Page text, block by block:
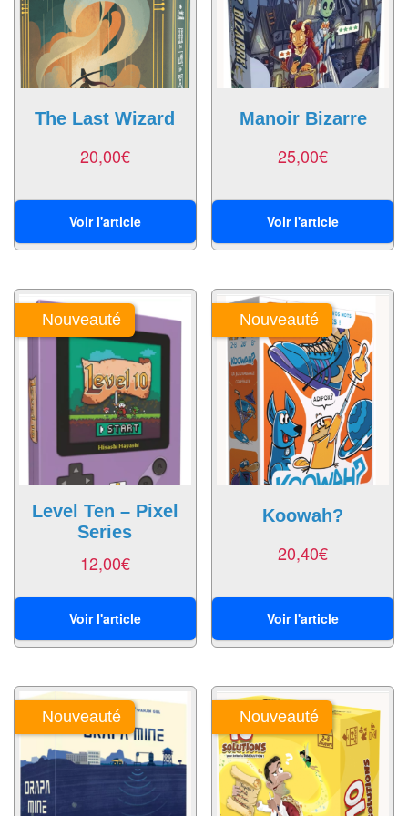
air
Pendules
Echiquier
pour
d'échecs
Livres
anglais
Livres
français
Tables
Accessoires
Jeux
Jeux
cartes
Collectionner
(TCG)
Les
Classiques
The Last Wizard
20,00€
Voir l'article
Manoir Bizarre
25,00€
Voir l'article
Level Ten – Pixel
Series
Nouveauté
12,00€
Voir l'article
Koowah?
Nouveauté
20,40€
Voir l'article
Nouveauté Nouveauté